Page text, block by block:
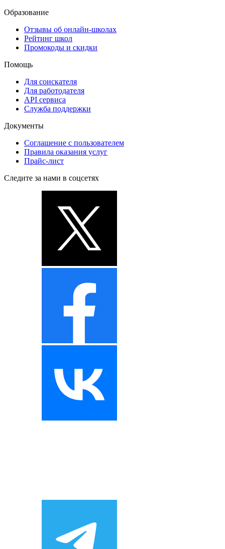
Образование
Отзывы об онлайн-школах
Рейтинг школ
Промокоды и скидки
Помощь
Для соискателя
Для работодателя
API сервиса
Служба поддержки
Документы
Соглашение с пользователем
Правила оказания услуг
Прайс-лист
Следите за нами в соцсетях